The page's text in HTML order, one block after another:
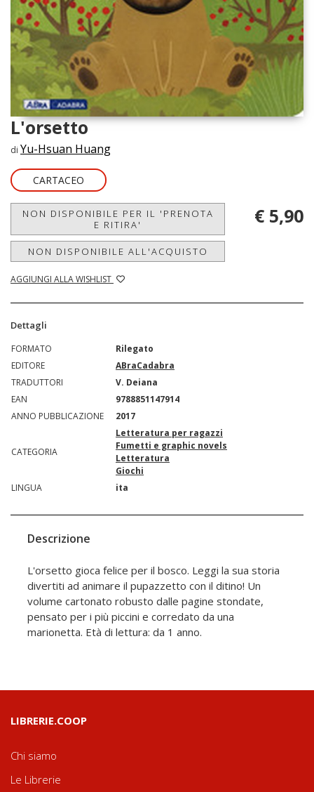
L'orsetto
di Yu-Hsuan Huang
CARTACEO
NON DISPONIBILE PER IL 'PRENOTA
E RITIRA'
NON DISPONIBILE ALL'ACQUISTO
AGGIUNGI ALLA WISHLIST
€ 5,90
Dettagli
FORMATO
Rilegato
EDITORE
ABraCadabra
TRADUTTORI
V. Deiana
EAN
9788851147914
ANNO PUBBLICAZIONE
2017
CATEGORIA
Letteratura per ragazzi
Fumetti e graphic novels
Letteratura
Giochi
LINGUA
ita
Descrizione
L'orsetto gioca felice per il bosco. Leggi la sua storia
divertiti ad animare il pupazzetto con il ditino! Un
volume cartonato robusto dalle pagine stondate,
pensato per i più piccini e corredato da una
marionetta. Età di lettura: da 1 anno.
LIBRERIE.COOP
Chi siamo
Le Librerie